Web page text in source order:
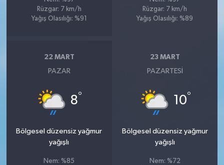
Rüzgar: 7 km/h
Yağış Olasılığı: %91
Rüzgar: 7 km/h
Yağış Olasılığı: %89
22 MART
PAZAR
8°
Bölgesel düzensiz yağmur
yağışlı
Nem: %85
23 MART
PAZARTESI
10°
Bölgesel düzensiz yağmur
yağışlı
Nem: %72